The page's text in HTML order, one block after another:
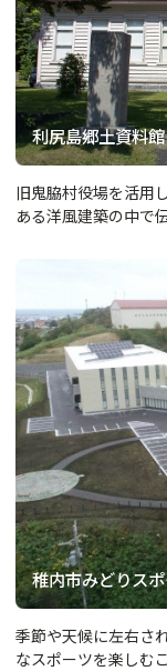
利尻島郷土資料館
旧鬼脇村役場を活用
ある洋風建築の中で
稚内市みどりス
季節や天候に左右さ
なスポーツを楽しむ